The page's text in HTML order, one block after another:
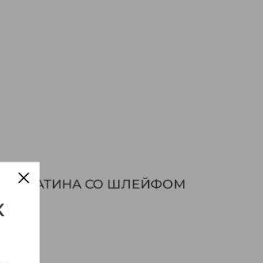
ИЗ САТИНА СО ШЛЕЙФОМ